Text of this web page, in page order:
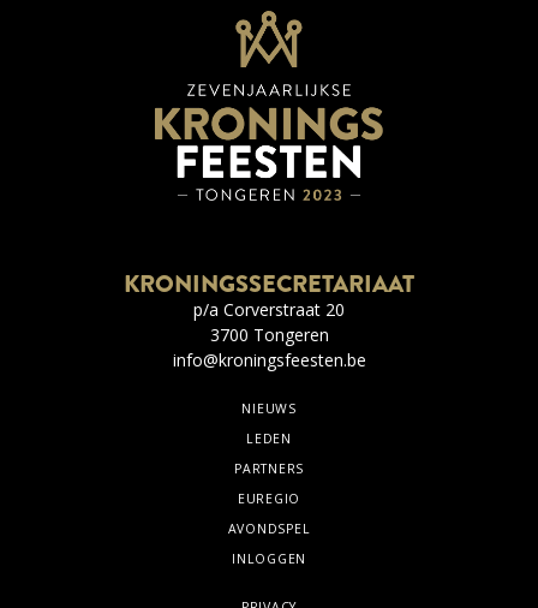
KRONINGSSECRETARIAAT
p/a Corverstraat 20
3700 Tongeren
info@kroningsfeesten.be
NIEUWS
LEDEN
PARTNERS
EUREGIO
AVONDSPEL
INLOGGEN